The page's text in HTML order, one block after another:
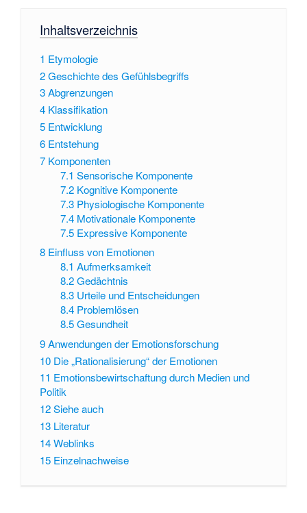
Inhaltsverzeichnis
1 Etymologie
2Geschichte des Gefühlsbegriffs
3Abgrenzungen
4 Klassifikation
5 Entwicklung
6 Entstehung
7 Komponenten
7.1 Sensorische Komponente
7.2 Kognitive Komponente
7.3 Physiologische Komponente
7.4 Motivationale Komponente
7.5 Expressive Komponente
8 Einfluss von Emotionen
8.1 Aufmerksamkeit
8.2 Gedächtnis
8.3 Urteile und Entscheidungen
8.4 Problemlösen
8.5 Gesundheit
9Anwendungen der Emotionsforschung
10 Die „Rationalisierung“ der Emotionen
11 Emotionsbewirtschaftung durch Medien und
Politik
12Siehe auch
13 Literatur
14Weblinks
15 Einzelnachweise